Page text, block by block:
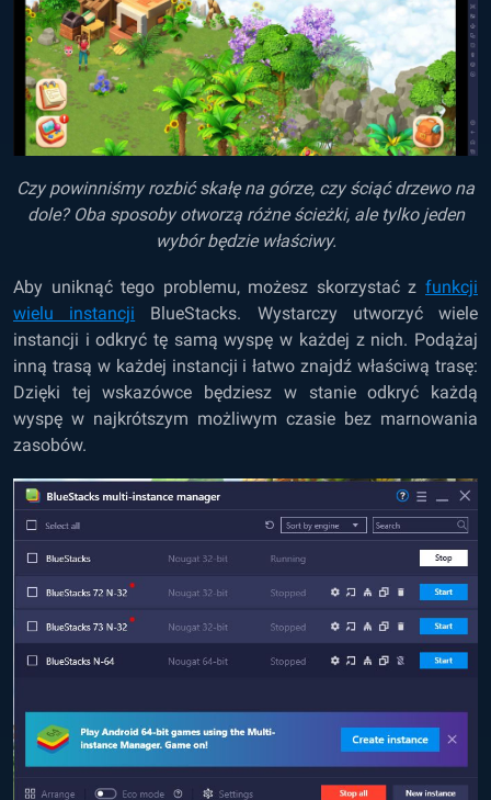
Czy powinniśmy rozbić skałę na górze, czy ściąć drzewo na
dole? Oba sposoby otworzą różne ścieżki, ale tylko jeden
wybór będzie właściwy.
Aby uniknąć tego problemu, możesz skorzystać z funkcji
wielu instancji
BlueStacks. Wystarczy utworzyć wiele
instancji i odkryć tę samą wyspę w każdej z nich. Podążaj
inną trasą w każdej instancji i łatwo znajdź właściwą trasę:
Dzięki tej wskazówce będziesz w stanie odkryć każdą
wyspę w najkrótszym możliwym czasie bez marnowania
zasobów.